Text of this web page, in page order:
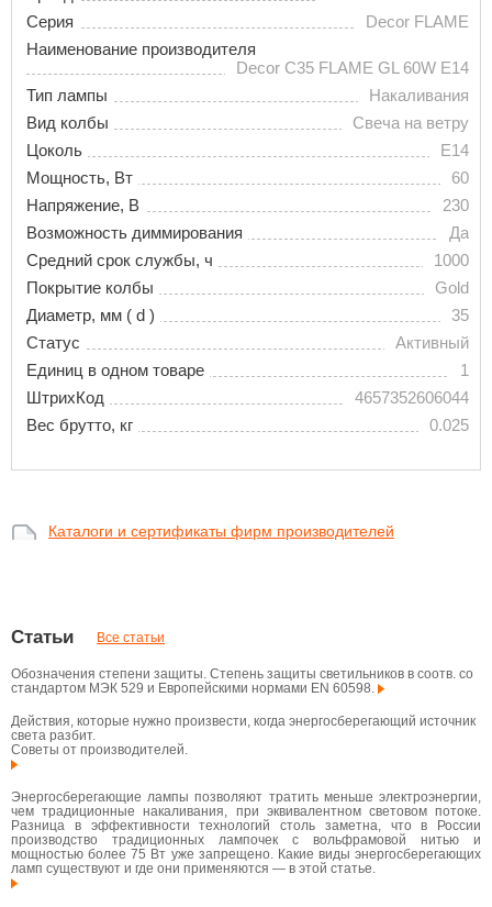
Серия
Decor FLAME
Наименование производителя
Decor C35 FLAME GL 60W E14
Тип лампы
Накаливания
Вид колбы
Свеча на ветру
Цоколь
E14
Мощность, Вт
60
Напряжение, В
230
Возможность диммирования
Да
Средний срок службы, ч
1000
Покрытие колбы
Gold
Диаметр, мм ( d )
35
Статус
Активный
Единиц в одном товаре
1
ШтрихКод
4657352606044
Вес брутто, кг
0.025
Каталоги и сертификаты фирм производителей
Статьи Все статьи
Обозначения степени защиты. Степень защиты светильников в соотв. со
стандартом МЭК 529 и Европейскими нормами EN 60598.
Действия, которые нужно произвести, когда энергосберегающий источник
света разбит.
Советы от производителей.
Энергосберегающие лампы позволяют тратить меньше электроэнергии,
чем традиционные накаливания, при эквивалентном световом потоке.
Разница в эффективности технологий столь заметна, что в России
производство традиционных лампочек с вольфрамовой нитью и
мощностью более 75 Вт уже запрещено. Какие виды энергосберегающих
ламп существуют и где они применяются — в этой статье.